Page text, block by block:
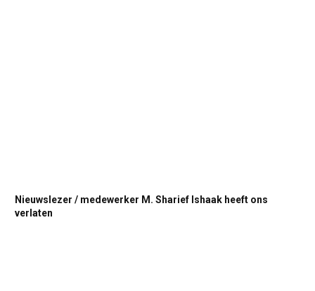
Nieuwslezer / medewerker M. Sharief Ishaak heeft ons
verlaten